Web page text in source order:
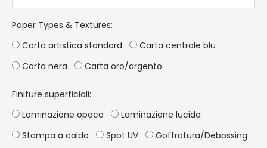
Paper Types & Textures:
Carta artistica standard
Carta centrale blu
Carta nera
Carta oro/argento
Finiture superficiali:
Laminazione opaca
Laminazione lucida
Stampa a caldo
Spot UV Goffratura/Debossing